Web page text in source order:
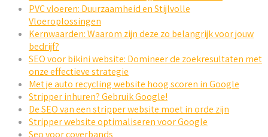
PVC vloeren: Duurzaamheid en Stijlvolle
Vloeroplossingen
Kernwaarden: Waarom zijn deze zo belangrijk voor jouw
bedrijf?
SEO voor bikini website: Domineer de zoekresultaten met
onze effectieve strategie
Met je auto recycling website hoog scoren in Google
Stripper inhuren? Gebruik Google!
De SEO van een stripper website moet in orde zijn
Stripper website optimaliseren voor Google
Seo voor coverbands